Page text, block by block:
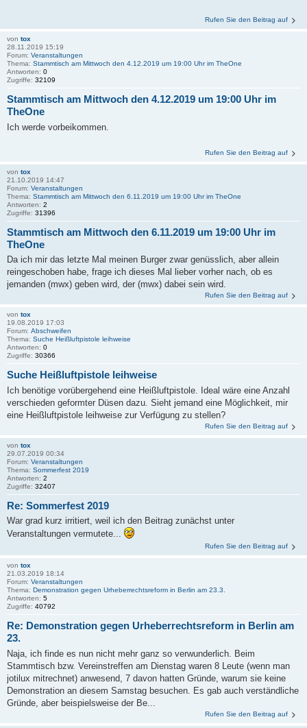
Rufen Sie den Beitrag auf
von tox
28.11.2019 15:19
Forum: Veranstaltungen
Thema: Stammtisch am Mittwoch den 4.12.2019 um 19:00 Uhr im TheOne
Antworten: 0
Zugriffe: 32109
Stammtisch am Mittwoch den 4.12.2019 um 19:00 Uhr im
TheOne
Ich werde vorbeikommen.
Rufen Sie den Beitrag auf
von tox
21.10.2019 14:47
Forum: Veranstaltungen
Thema: Stammtisch am Mittwoch den 6.11.2019 um 19:00 Uhr im TheOne
Antworten: 2
Zugriffe: 31396
Stammtisch am Mittwoch den 6.11.2019 um 19:00 Uhr im
TheOne
Da ich mir das letzte Mal meinen Burger zwar genüsslich, aber allein
reingeschoben habe, frage ich dieses Mal lieber vorher nach, ob es
jemanden (mwx) geben wird, der (mwx) dabei sein wird.
Rufen Sie den Beitrag auf
von tox
19.08.2019 17:03
Forum: Abschweifen
Thema: Suche Heißluftpistole leihweise
Antworten: 0
Zugriffe: 30366
Suche Heißluftpistole leihweise
Ich benötige vorübergehend eine Heißluftpistole. Ideal wäre eine Anzahl
verschieden geformter Düsen dazu. Sieht jemand eine Möglichkeit, mir
eine Heißluftpistole leihweise zur Verfügung zu stellen?
Rufen Sie den Beitrag auf
von tox
29.07.2019 00:34
Forum: Veranstaltungen
Thema: Sommerfest 2019
Antworten: 2
Zugriffe: 32407
Re: Sommerfest 2019
War grad kurz irritiert, weil ich den Beitrag zunächst unter
Veranstaltungen vermutete...
Rufen Sie den Beitrag auf
von tox
21.03.2019 18:14
Forum: Veranstaltungen
Thema: Demonstration gegen Urheberrechtsreform in Berlin am 23.3.
Antworten: 5
Zugriffe: 40792
Re: Demonstration gegen Urheberrechtsreform in Berlin am
23.
Naja, ich finde es nun nicht mehr ganz so verwunderlich. Beim
Stammtisch bzw. Vereinstreffen am Dienstag waren 8 Leute (wenn man
jotilux mitrechnet) anwesend, 7 davon hatten Gründe, warum sie keine
Demonstration an diesem Samstag besuchen. Es gab auch verständliche
Gründe, aber beispielsweise der Be...
Rufen Sie den Beitrag auf